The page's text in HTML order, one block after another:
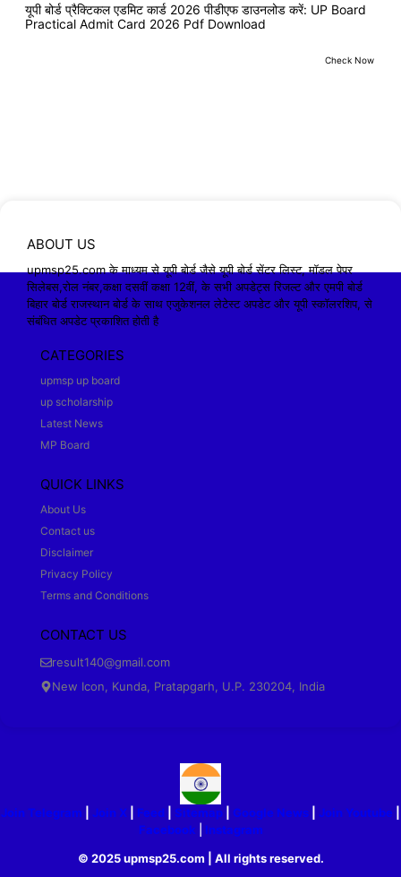
यूपी बोर्ड प्रैक्टिकल एडमिट कार्ड 2026 पीडीएफ डाउनलोड करें: UP Board
Practical Admit Card 2026 Pdf Download
Check Now
ABOUT US
upmsp25.com के माध्यम से यूपी बोर्ड जैसे यूपी बोर्ड सेंटर लिस्ट, मॉडल पेपर
सिलेबस,रोल नंबर,कक्षा दसवीं कक्षा 12वीं, के सभी अपडेट्स रिजल्ट और एमपी बोर्ड
बिहार बोर्ड राजस्थान बोर्ड के साथ एजुकेशनल लेटेस्ट अपडेट और यूपी स्कॉलरशिप, से
संबंधित अपडेट प्रकाशित होती है
CATEGORIES
upmsp up board
up scholarship
Latest News
MP Board
QUICK LINKS
About Us
Contact us
Disclaimer
Privacy Policy
Terms and Conditions
CONTACT US
result140@gmail.com
New Icon, Kunda, Pratapgarh, U.P. 230204, India
Join Telegram Join X Feed Sitemap Google News Join Youtube
Facebook
Instagram
© 2025 upmsp25.com | All rights reserved.